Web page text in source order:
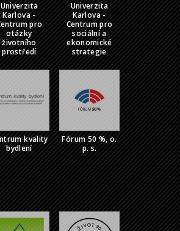
Univerzita
Karlova -
pro
otázky
životního
prostředí
Univerzita
Karlova -
Centrum pro
sociální a
ekonomické
strategie
kvality
bydlení
Fórum 50 %, o.
p. s.